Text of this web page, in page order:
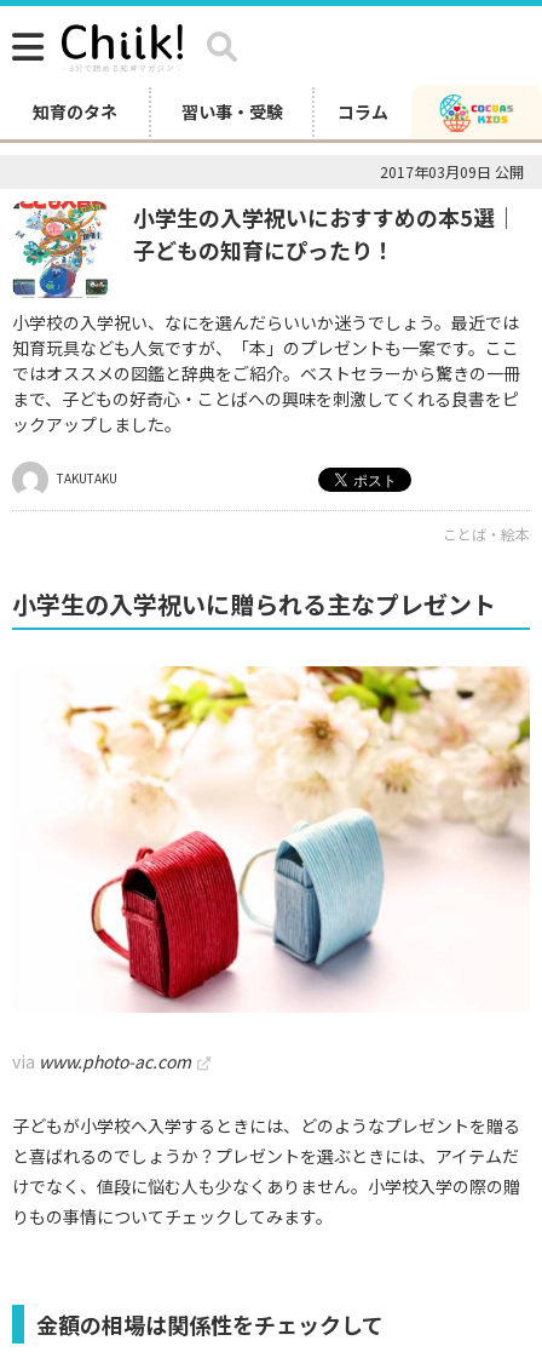
知育のタネ 習い事・受験 コラム
2017年03月09日 公開
小学生の入学祝いにおすすめの本5選｜
子どもの知育にぴったり！
小学校の入学祝い、なにを選んだらいいか迷うでしょう。最近では
知育玩具なども人気ですが、「本」のプレゼントも一案です。ここ
ではオススメの図鑑と辞典をご紹介。ベストセラーから驚きの一冊
まで、子どもの好奇心・ことばへの興味を刺激してくれる良書をピ
ックアップしました。
TAKUTAKU
ことば・絵本
小学生の入学祝いに贈られる主なプレゼント
via www.photo-ac.com
子どもが小学校へ入学するときには、どのようなプレゼントを贈る
と喜ばれるのでしょうか？プレゼントを選ぶときには、アイテムだ
けでなく、値段に悩む人も少なくありません。小学校入学の際の贈
りもの事情についてチェックしてみます。
金額の相場は関係性をチェックして